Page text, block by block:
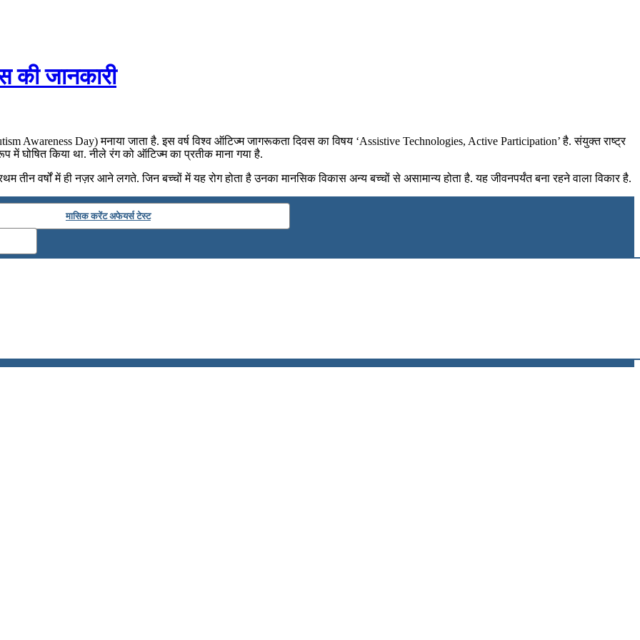
की जानकारी
Awareness Day) मनाया जाता है. इस वर्ष विश्व ऑटिज्म जागरूकता दिवस का विषय ‘Assistive Technologies, Active Participation’ है. संयुक्त राष्ट्र
घोषित किया था. नीले रंग को ऑटिज्म का प्रतीक माना गया है.
वर्षों में ही नज़र आने लगते. जिन बच्चों में यह रोग होता है उनका मानसिक विकास अन्य बच्चों से असामान्य होता है. यह जीवनपर्यंत बना रहने वाला विकार है.
मासिक करेंट अफेयर्स टेस्ट